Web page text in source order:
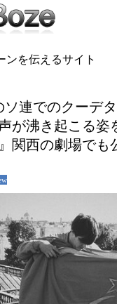
ンを伝えるサイト
ソ連でのクーデ
が沸き起こる姿
関西の劇場でも